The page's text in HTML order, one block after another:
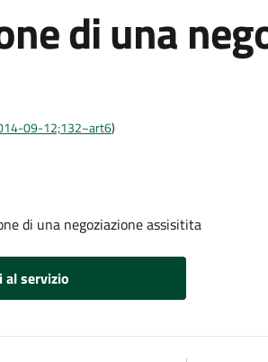
di una
09-12;132~art6)
di una negoziazione assisitita
al servizio